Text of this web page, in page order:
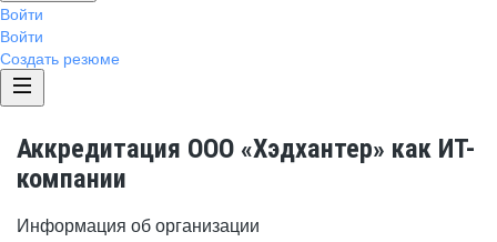
Войти
Войти
Создать резюме
Аккредитация ООО «Хэдхантер» как ИТ-
компании
Информация об организации